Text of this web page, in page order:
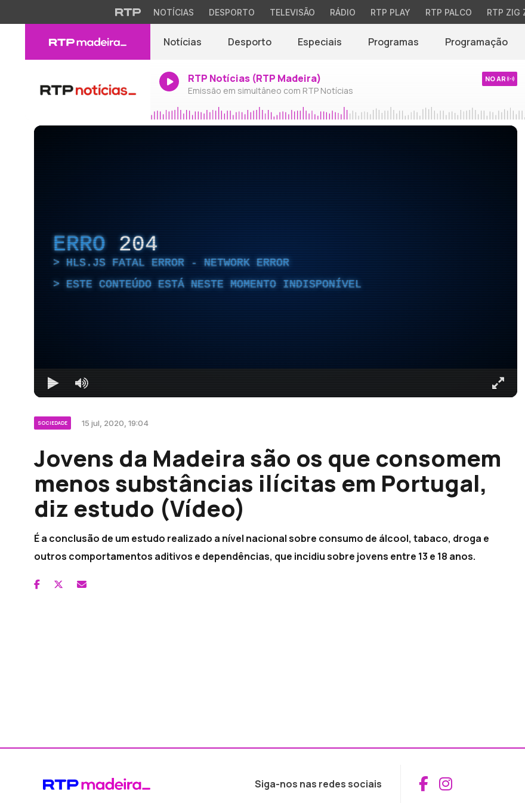
NOTÍCIAS DESPORTO TELEVISÃO RÁDIO RTP PLAY RTP PALCO RTP ZIG
Notícias Desporto Especiais Programas Programação
RTP Notícias (RTP Madeira)
Emissão em simultâneo com RTP Notícias
NO AR
ERRO 204
HLS.JS FATAL ERROR - NETWORK ERROR
ESTE CONTEÚDO ESTÁ NESTE MOMENTO INDISPONÍVEL
SOCIEDADE 15 jul, 2020, 19:04
Jovens da Madeira são os que consomem
menos substâncias ilícitas em Portugal,
diz estudo (Vídeo)
É a conclusão de um estudo realizado a nível nacional sobre consumo de álcool, tabaco, droga e
outros comportamentos aditivos e dependências, que incidiu sobre jovens entre 13 e 18 anos.
Siga-nos nas redes sociais Aceder ao
Aceder